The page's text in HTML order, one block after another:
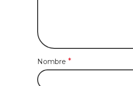
Nombre *